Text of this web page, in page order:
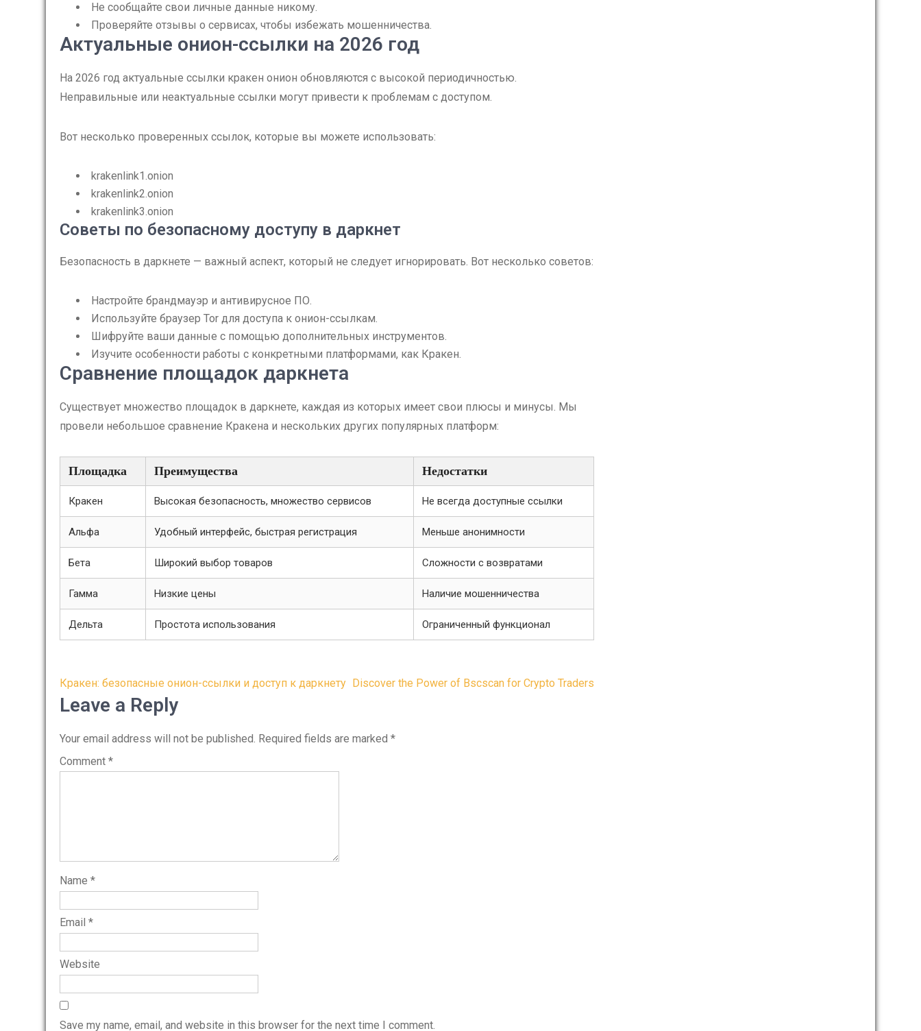
Не сообщайте свои личные данные никому.
Проверяйте отзывы о сервисах, чтобы избежать мошенничества.
Актуальные онион-ссылки на 2026 год
На 2026 год актуальные ссылки кракен онион обновляются с высокой периодичностью.
Неправильные или неактуальные ссылки могут привести к проблемам с доступом.
Вот несколько проверенных ссылок, которые вы можете использовать:
krakenlink1.onion
krakenlink2.onion
krakenlink3.onion
Советы по безопасному доступу в даркнет
Безопасность в даркнете — важный аспект, который не следует игнорировать. Вот несколько советов:
Настройте брандмауэр и антивирусное ПО.
Используйте браузер Tor для доступа к онион-ссылкам.
Шифруйте ваши данные с помощью дополнительных инструментов.
Изучите особенности работы с конкретными платформами, как Кракен.
Сравнение площадок даркнета
Существует множество площадок в даркнете, каждая из которых имеет свои плюсы и минусы. Мы
провели небольшое сравнение Кракена и нескольких других популярных платформ:
Площадка Преимущества Недостатки
Кракен Высокая безопасность, множество сервисов Не всегда доступные ссылки
Альфа Удобный интерфейс, быстрая регистрация Меньше анонимности
Бета Широкий выбор товаров Сложности с возвратами
Гамма Низкие цены Наличие мошенничества
Дельта Простота использования Ограниченный функционал
Post
navigation
Кракен: безопасные онион-ссылки и доступ к даркнету Discover the Power of Bscscan for Crypto Traders
Leave a Reply
Your email address will not be published. Required fields are marked *
Comment *
Name *
Email *
Website
Save my name, email, and website in this browser for the next time I comment.